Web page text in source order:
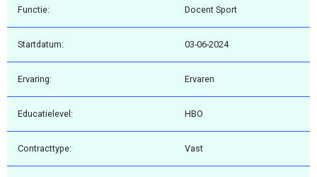
Functie: Docent Sport
Startdatum: 03-06-2024
Ervaring: Ervaren
Educatielevel: HBO
Contracttype: Vast